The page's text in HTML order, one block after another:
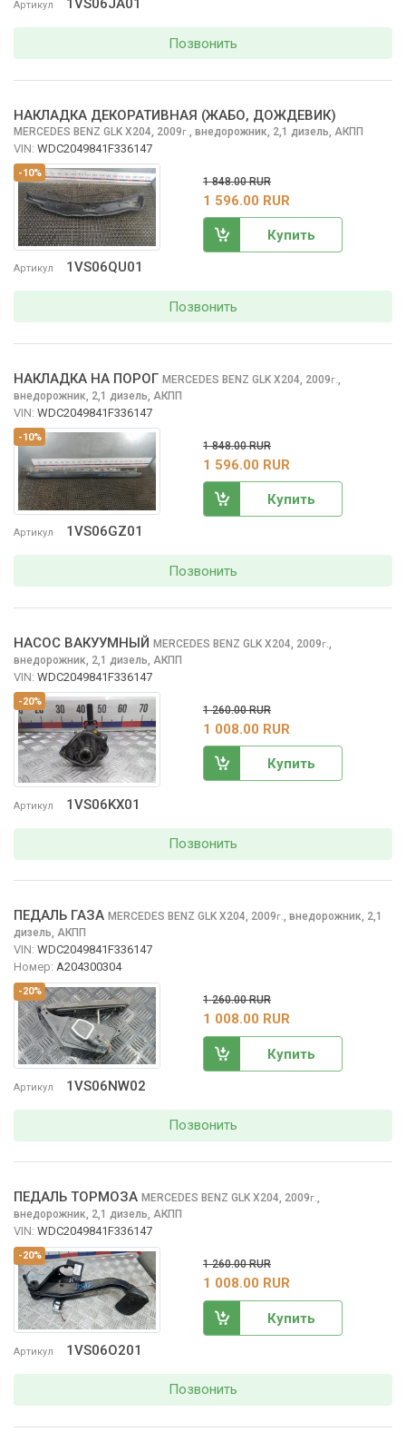
Артикул 1VS06JA01
Позвонить
-10%
Артикул 1VS06QU01
НАКЛАДКА ДЕКОРАТИВНАЯ (ЖАБО, ДОЖДЕВИК)
MERCEDES BENZ GLK X204, 2009г. внедорожник, 2,1 дизель, АКПП
VIN: WDC2049841F336147
1 848.00 RUR
1 596.00 RUR
Купить
Позвонить
-10%
Артикул 1VS06GZ01
НАКЛАДКА НА ПОРОГ MERCEDES BENZ GLK X204, 2009г.
внедорожник, 2,1 дизель, АКПП
VIN: WDC2049841F336147
1 848.00 RUR
1 596.00 RUR
Купить
Позвонить
-20%
Артикул 1VS06KX01
НАСОС ВАКУУМНЫЙ MERCEDES BENZ GLK X204, 2009г.,
внедорожник, 2,1 дизель, АКПП
VIN: WDC2049841F336147
1 260.00 RUR
1 008.00 RUR
Купить
Позвонить
-20%
Артикул 1VS06NW02
ПЕДАЛЬ ГАЗА MERCEDES BENZ GLK X204, 2009г., внедорожник, 2,1
дизель, АКПП
VIN: WDC2049841F336147
Номер: A204300304
1 260.00 RUR
1 008.00 RUR
Купить
Позвонить
-20%
Артикул 1VS06O201
ПЕДАЛЬ ТОРМОЗА MERCEDES BENZ GLK X204, 2009г.,
внедорожник, 2,1 дизель, АКПП
VIN: WDC2049841F336147
1 260.00 RUR
1 008.00 RUR
Купить
Позвонить